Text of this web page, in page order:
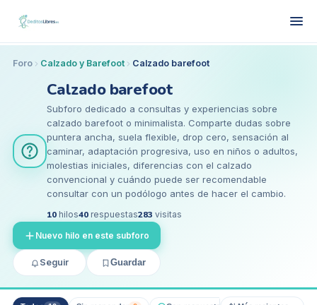
Foro Calzado y Barefoot Calzado barefoot
Calzado barefoot
Subforo dedicado a consultas y experiencias sobre
calzado barefoot o minimalista. Comparte dudas sobre
puntera ancha, suela flexible, drop cero, sensación al
caminar, adaptación progresiva, uso en niños o adultos,
molestias iniciales, diferencias con el calzado
convencional y cuándo puede ser recomendable
consultar con un podólogo antes de hacer el cambio.
10hilos40respuestas283 visitas
Nuevo hilo en este subforo
Seguir Guardar